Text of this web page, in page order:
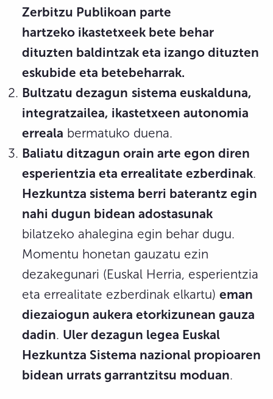
Zerbitzu Publikoan parte
hartzeko ikastetxeek bete behar
dituzten baldintzak eta izango dituzten
eskubide eta betebeharrak.
Bultzatu dezagun sistema euskalduna,
integratzailea, ikastetxeen autonomia
erreala bermatuko duena.
Baliatu ditzagun orain arte egon diren
esperientzia eta errealitate ezberdinak.
Hezkuntza sistema berri baterantz egin
nahi dugun bidean adostasunak
bilatzeko ahalegina egin behar dugu.
Momentu honetan gauzatu ezin
dezakegunari (Euskal Herria, esperientzia
eta errealitate ezberdinak elkartu) eman
diezaiogun aukera etorkizunean gauza
dadin. Uler dezagun legea Euskal
Hezkuntza Sistema nazional propioaren
bidean urrats garrantzitsu moduan.